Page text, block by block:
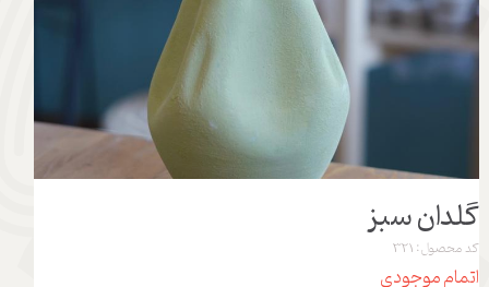
گلدان سبز
کد محصول: 321
اتمام موجودی